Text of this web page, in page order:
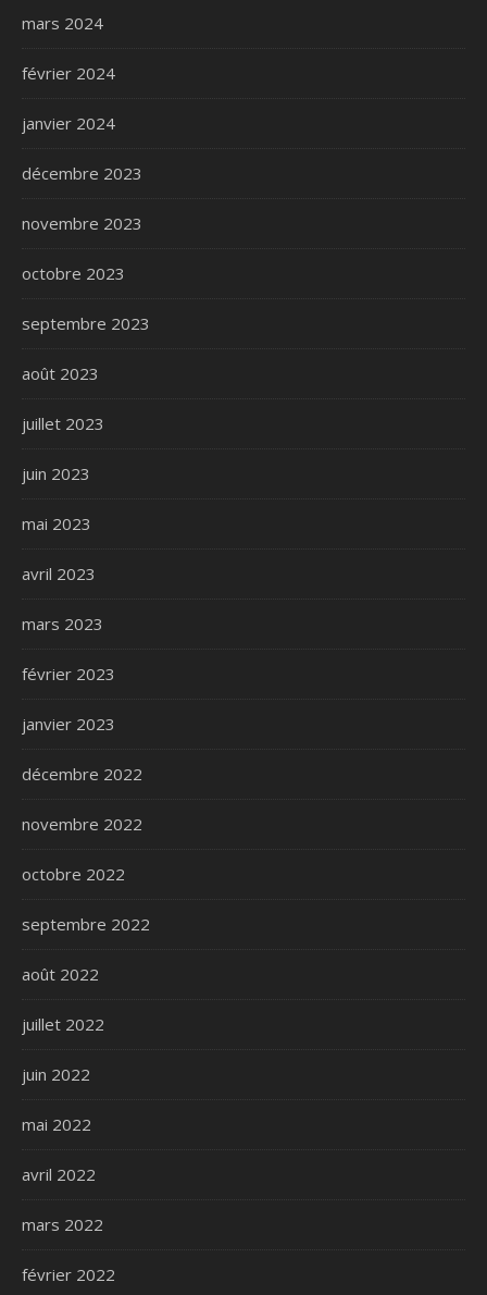
mars 2024
février 2024
janvier 2024
décembre 2023
novembre 2023
octobre 2023
septembre 2023
août 2023
juillet 2023
juin 2023
mai 2023
avril 2023
mars 2023
février 2023
janvier 2023
décembre 2022
novembre 2022
octobre 2022
septembre 2022
août 2022
juillet 2022
juin 2022
mai 2022
avril 2022
mars 2022
février 2022